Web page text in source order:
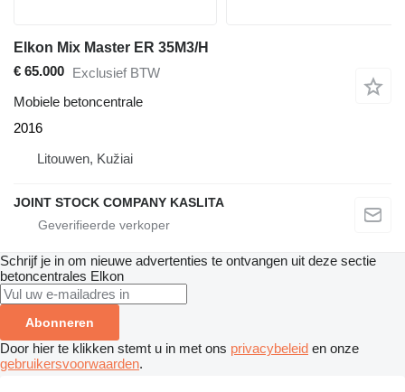
Elkon Mix Master ER 35M3/H
€ 65.000 Exclusief BTW
Mobiele betoncentrale
2016
Litouwen, Kužiai
JOINT STOCK COMPANY KASLITA
Schrijf je in om nieuwe advertenties te ontvangen uit deze sectie
betoncentrales Elkon
Abonneren
Door hier te klikken stemt u in met ons privacybeleid en onze
gebruikersvoorwaarden.